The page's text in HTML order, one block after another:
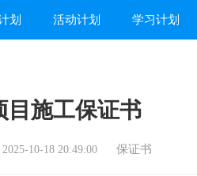
划 活动计划 学习计划
目施工保证书
10-18 20:49:00 保证书